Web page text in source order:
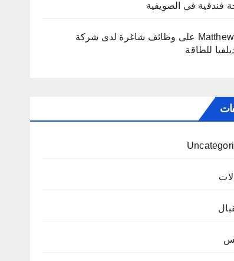
فندقية في الصويفية
على وظائف شاغرة لدى شركة
للطاقة